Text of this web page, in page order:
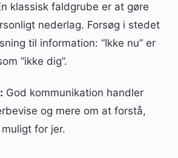
klassisk faldgrube er at gøre
nederlag. Forsøg i stedet
til information: “Ikke nu” er
“ikke dig”.
God kommunikation handler
og mere om at forstå,
for jer.